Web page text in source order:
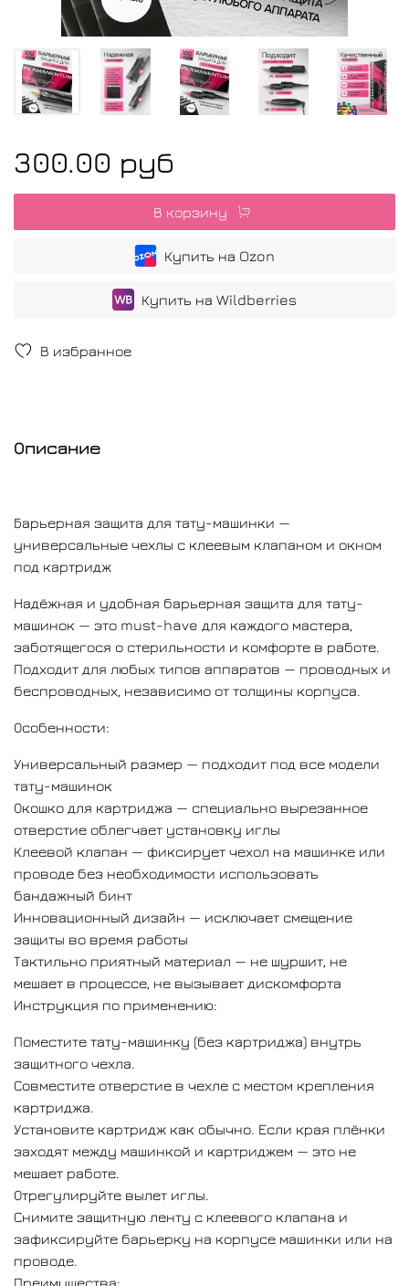
В избранное
300.00 руб
В корзину
Купить на Ozon
Купить на Wildberries
Описание
Барьерная защита для тату-машинки —
универсальные чехлы с клеевым клапаном и окном
под картридж
Надёжная и удобная барьерная защита для тату-
машинок — это must-have для каждого мастера,
заботящегося о стерильности и комфорте в работе.
Подходит для любых типов аппаратов — проводных и
беспроводных, независимо от толщины корпуса.
Особенности:
Универсальный размер — подходит под все модели
тату-машинок
Окошко для картриджа — специально вырезанное
отверстие облегчает установку иглы
Клеевой клапан — фиксирует чехол на машинке или
проводе без необходимости использовать
бандажный бинт
Инновационный дизайн — исключает смещение
защиты во время работы
Тактильно приятный материал — не шуршит, не
мешает в процессе, не вызывает дискомфорта
Инструкция по применению:
Поместите тату-машинку (без картриджа) внутрь
защитного чехла.
Совместите отверстие в чехле с местом крепления
картриджа.
Установите картридж как обычно. Если края плёнки
заходят между машинкой и картриджем — это не
мешает работе.
Отрегулируйте вылет иглы.
Снимите защитную ленту с клеевого клапана и
зафиксируйте барьерку на корпусе машинки или на
проводе.
Преимущества: